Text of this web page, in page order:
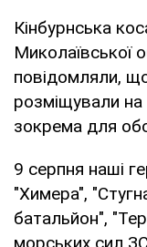
Кінбурнська
Миколаївської
повідомляли, що
розміщували на
зокрема для
9 серпня наші
"Химера",
батальйон",